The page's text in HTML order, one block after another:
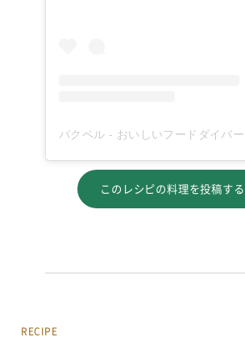
このレシピの料理を投稿する
RECIPE